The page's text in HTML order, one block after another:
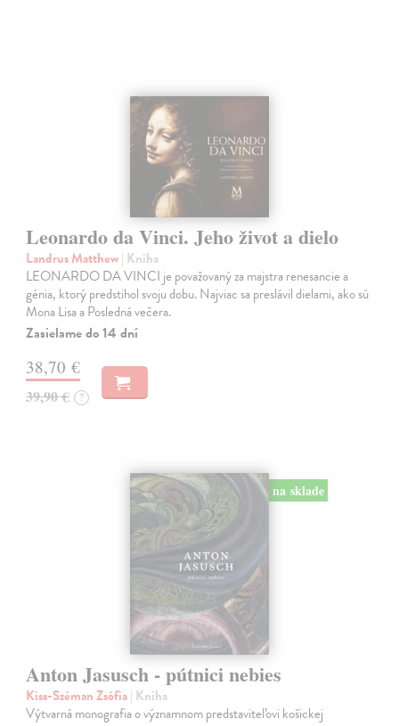
Leonardo da Vinci. Jeho život a dielo
Landrus Matthew| Kniha
LEONARDO DA VINCI je považovaný za majstra renesancie a
génia, ktorý predstihol svoju dobu. Najviac sa preslávil dielami, ako sú
Mona Lisa a Posledná večera.
Zasielame do 14 dní
38,70 €
39,90 € ?
na sklade
Anton Jasusch - pútnici nebies
Kiss-Széman Zsófia| Kniha
Výtvarná monografia o významnom predstaviteľovi košickej